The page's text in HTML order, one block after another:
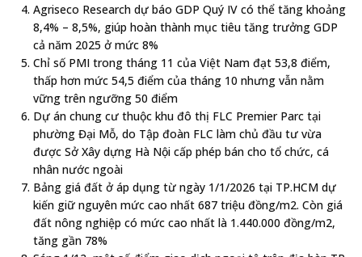
Agriseco Research dự báo GDP Quý IV có thể tăng khoảng
8,4% – 8,5%, giúp hoàn thành mục tiêu tăng trưởng GDP
cả năm 2025 ở mức 8%
Chỉ số PMI trong tháng 11 của Việt Nam đạt 53,8 điểm,
thấp hơn mức 54,5 điểm của tháng 10 nhưng vẫn nằm
vững trên ngưỡng 50 điểm
Dự án chung cư thuộc khu đô thị FLC Premier Parc tại
phường Đại Mỗ, do Tập đoàn FLC làm chủ đầu tư vừa
được Sở Xây dựng Hà Nội cấp phép bán cho tổ chức, cá
nhân nước ngoài
Bảng giá đất ở áp dụng từ ngày 1/1/2026 tại TP.HCM dự
kiến giữ nguyên mức cao nhất 687 triệu đồng/m2. Còn giá
đất nông nghiệp có mức cao nhất là 1.440.000 đồng/m2,
tăng gần 78%